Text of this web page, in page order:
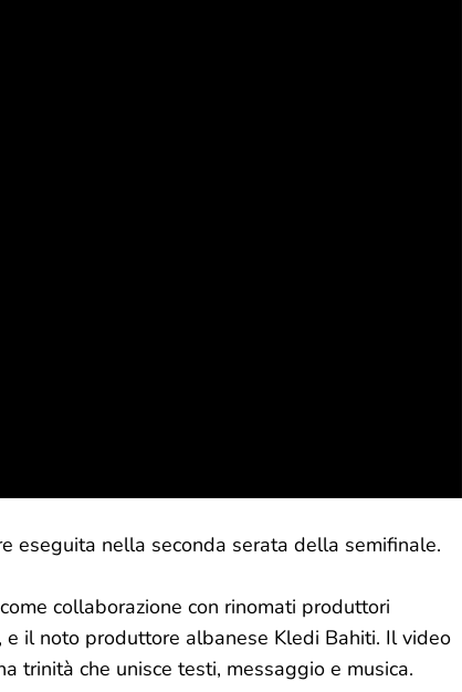
eseguita nella seconda serata della semifinale.
collaborazione con rinomati produttori
e il noto produttore albanese Kledi Bahiti. Il video
trinità che unisce testi, messaggio e musica.